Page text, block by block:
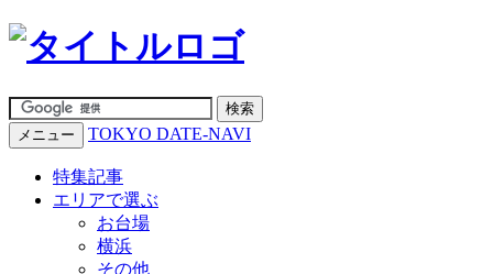
メニュー TOKYO DATE-NAVI
特集記事
エリアで選ぶ
お台場
横浜
その他